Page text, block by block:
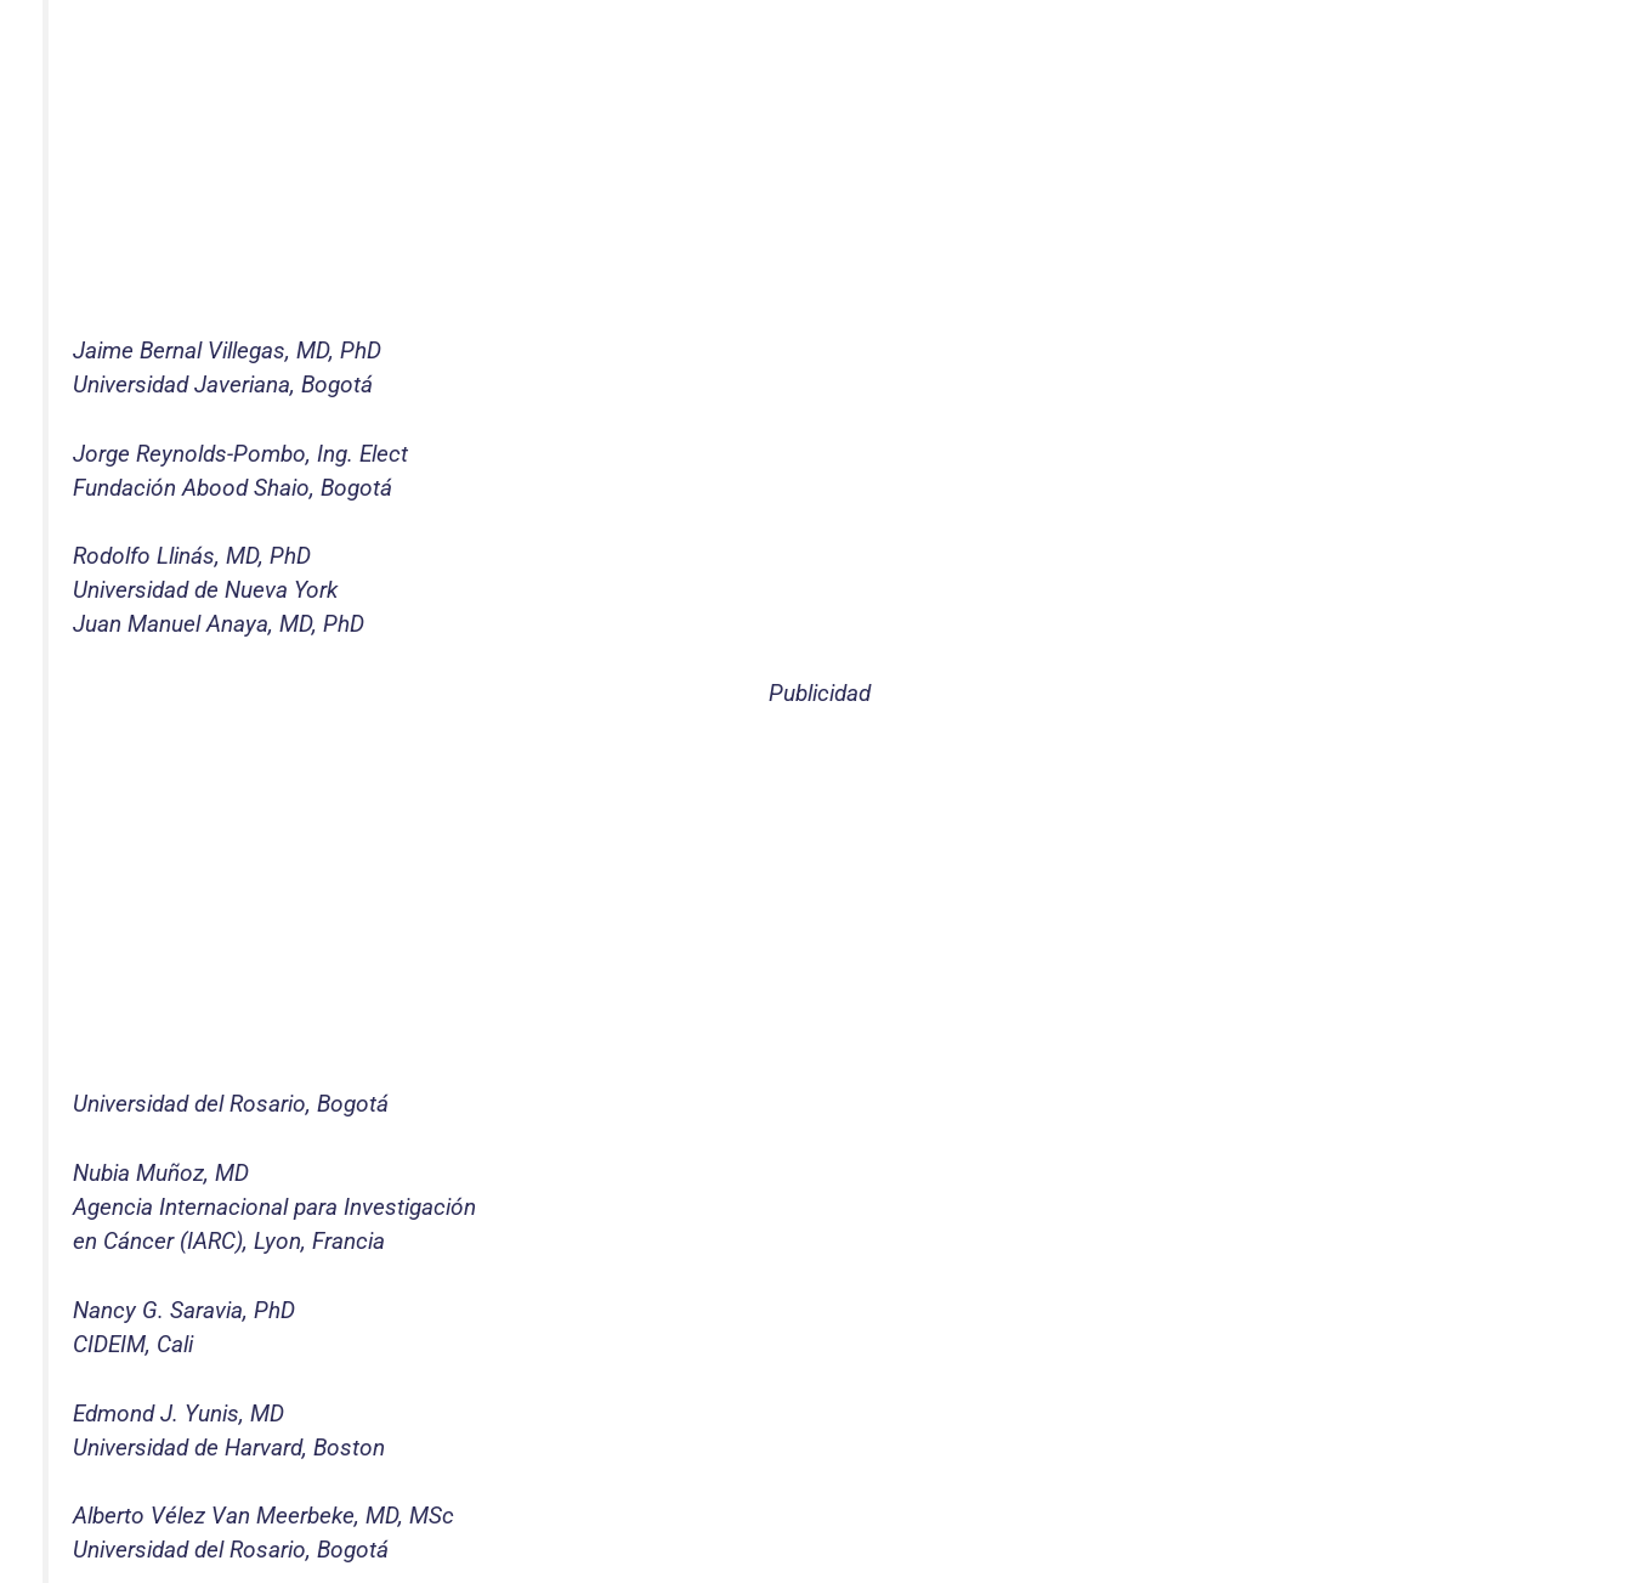
Jaime Bernal Villegas, MD, PhD
Universidad Javeriana, Bogotá
Jorge Reynolds-Pombo, Ing. Elect
Fundación Abood Shaio, Bogotá
Rodolfo Llinás, MD, PhD
Universidad de Nueva York
Juan Manuel Anaya, MD, PhD
Publicidad
Universidad del Rosario, Bogotá
Nubia Muñoz, MD
Agencia Internacional para Investigación
en Cáncer (IARC), Lyon, Francia
Nancy G. Saravia, PhD
CIDEIM, Cali
Edmond J. Yunis, MD
Universidad de Harvard, Boston
Alberto Vélez Van Meerbeke, MD, MSc
Universidad del Rosario, Bogotá